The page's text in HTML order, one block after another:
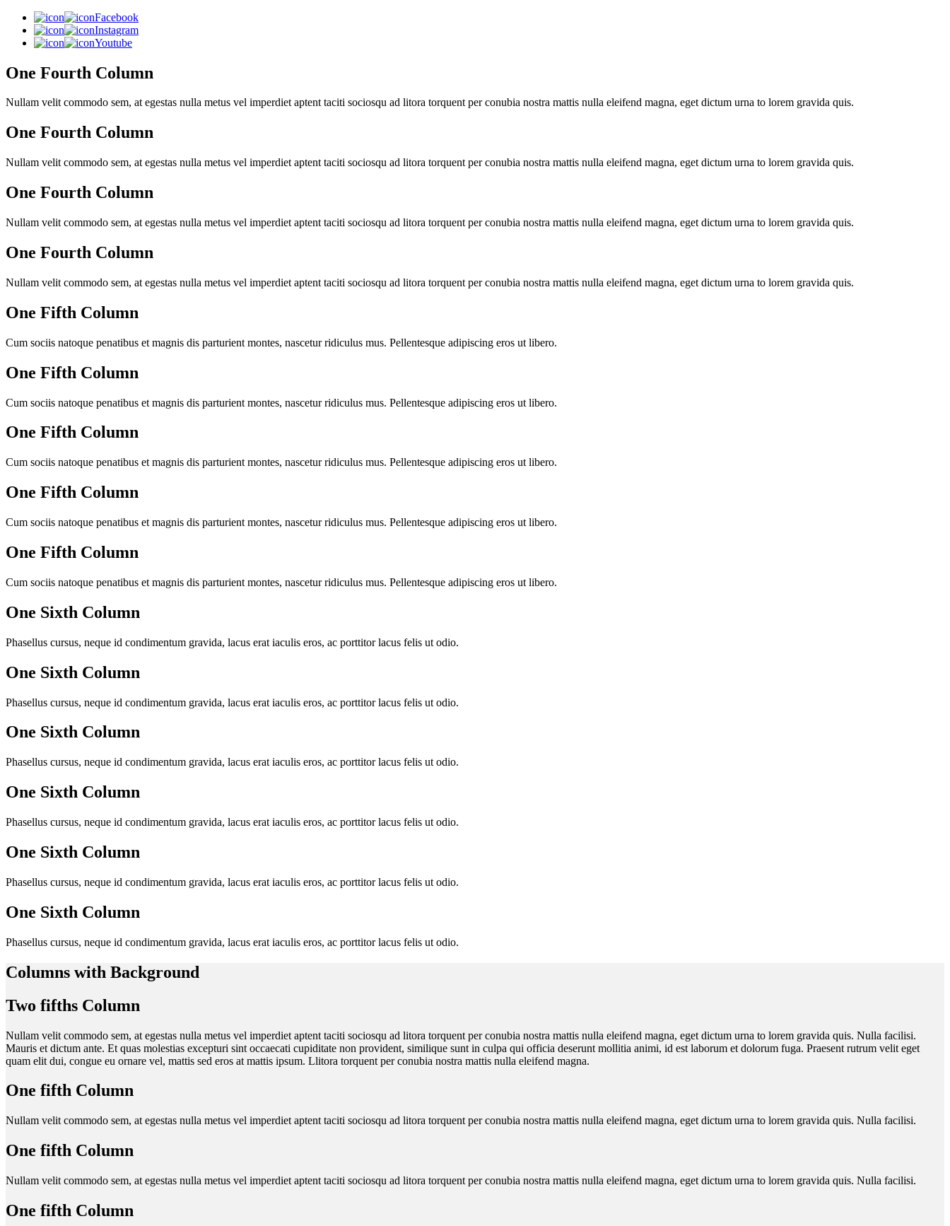
Facebook
Instagram
Youtube
One Fourth Column
Nullam velit commodo sem, at egestas nulla metus vel imperdiet aptent taciti sociosqu ad litora torquent per conubia nostra mattis nulla eleifend magna, eget dictum urna to lorem gravida quis.
One Fourth Column
Nullam velit commodo sem, at egestas nulla metus vel imperdiet aptent taciti sociosqu ad litora torquent per conubia nostra mattis nulla eleifend magna, eget dictum urna to lorem gravida quis.
One Fourth Column
Nullam velit commodo sem, at egestas nulla metus vel imperdiet aptent taciti sociosqu ad litora torquent per conubia nostra mattis nulla eleifend magna, eget dictum urna to lorem gravida quis.
One Fourth Column
Nullam velit commodo sem, at egestas nulla metus vel imperdiet aptent taciti sociosqu ad litora torquent per conubia nostra mattis nulla eleifend magna, eget dictum urna to lorem gravida quis.
One Fifth Column
Cum sociis natoque penatibus et magnis dis parturient montes, nascetur ridiculus mus. Pellentesque adipiscing eros ut libero.
One Fifth Column
Cum sociis natoque penatibus et magnis dis parturient montes, nascetur ridiculus mus. Pellentesque adipiscing eros ut libero.
One Fifth Column
Cum sociis natoque penatibus et magnis dis parturient montes, nascetur ridiculus mus. Pellentesque adipiscing eros ut libero.
One Fifth Column
Cum sociis natoque penatibus et magnis dis parturient montes, nascetur ridiculus mus. Pellentesque adipiscing eros ut libero.
One Fifth Column
Cum sociis natoque penatibus et magnis dis parturient montes, nascetur ridiculus mus. Pellentesque adipiscing eros ut libero.
One Sixth Column
Phasellus cursus, neque id condimentum gravida, lacus erat iaculis eros, ac porttitor lacus felis ut odio.
One Sixth Column
Phasellus cursus, neque id condimentum gravida, lacus erat iaculis eros, ac porttitor lacus felis ut odio.
One Sixth Column
Phasellus cursus, neque id condimentum gravida, lacus erat iaculis eros, ac porttitor lacus felis ut odio.
One Sixth Column
Phasellus cursus, neque id condimentum gravida, lacus erat iaculis eros, ac porttitor lacus felis ut odio.
One Sixth Column
Phasellus cursus, neque id condimentum gravida, lacus erat iaculis eros, ac porttitor lacus felis ut odio.
One Sixth Column
Phasellus cursus, neque id condimentum gravida, lacus erat iaculis eros, ac porttitor lacus felis ut odio.
Columns with Background
Two fifths Column
Nullam velit commodo sem, at egestas nulla metus vel imperdiet aptent taciti sociosqu ad litora torquent per conubia nostra mattis nulla eleifend magna, eget dictum urna to lorem gravida quis. Nulla facilisi.
Mauris et dictum ante. Et quas molestias excepturi sint occaecati cupiditate non provident, similique sunt in culpa qui officia deserunt mollitia animi, id est laborum et dolorum fuga. Praesent rutrum velit eget
quam elit dui, congue eu ornare vel, mattis sed eros at mattis ipsum. Llitora torquent per conubia nostra mattis nulla eleifend magna.
One fifth Column
Nullam velit commodo sem, at egestas nulla metus vel imperdiet aptent taciti sociosqu ad litora torquent per conubia nostra mattis nulla eleifend magna, eget dictum urna to lorem gravida quis. Nulla facilisi.
One fifth Column
Nullam velit commodo sem, at egestas nulla metus vel imperdiet aptent taciti sociosqu ad litora torquent per conubia nostra mattis nulla eleifend magna, eget dictum urna to lorem gravida quis. Nulla facilisi.
One fifth Column